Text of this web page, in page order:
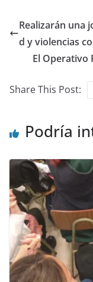
Realizarán una
d y violencias
El Operativo
Share This Post:
Podría